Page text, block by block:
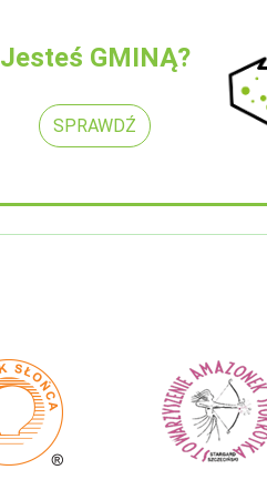
Jesteś GMINĄ?
SPRAWDŹ